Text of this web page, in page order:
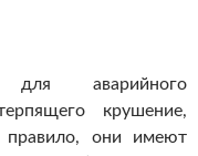
для аварийного
крушение,
правило, они имеют